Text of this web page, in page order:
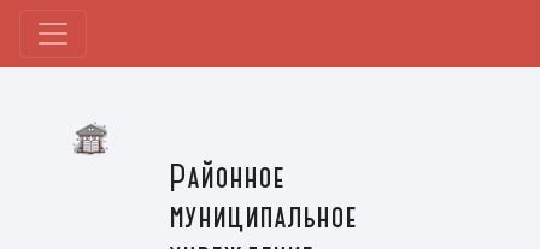
Районное
муниципальное